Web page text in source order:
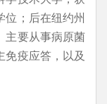
位；后在纽约州
主要从事病原菌
疫应答，以及